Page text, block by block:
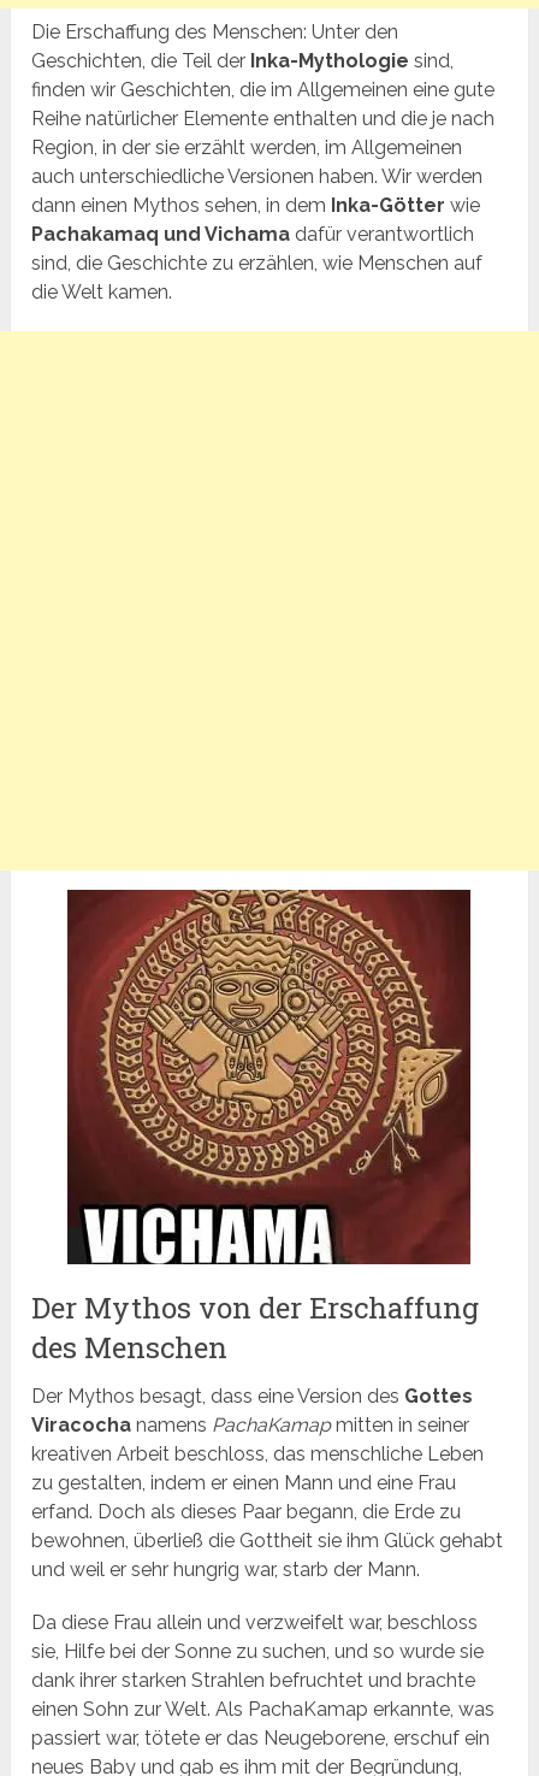
Die Erschaffung des Menschen: Unter den
Geschichten, die Teil der Inka-Mythologie sind,
finden wir Geschichten, die im Allgemeinen eine gute
Reihe natürlicher Elemente enthalten und die je nach
Region, in der sie erzählt werden, im Allgemeinen
auch unterschiedliche Versionen haben. Wir werden
dann einen Mythos sehen, in dem Inka-Götter wie
Pachakamaq und Vichama dafür verantwortlich
sind, die Geschichte zu erzählen, wie Menschen auf
die Welt kamen.
Der Mythos von der Erschaffung
des Menschen
Der Mythos besagt, dass eine Version des Gottes
Viracocha namens PachaKamapmitten in seiner
kreativen Arbeit beschloss, das menschliche Leben
zu gestalten, indem er einen Mann und eine Frau
erfand. Doch als dieses Paar begann, die Erde zu
bewohnen, überließ die Gottheit sie ihm Glück gehabt
und weil er sehr hungrig war, starb der Mann.
Da diese Frau allein und verzweifelt war, beschloss
sie, Hilfe bei der Sonne zu suchen, und so wurde sie
dank ihrer starken Strahlen befruchtet und brachte
einen Sohn zur Welt. Als PachaKamap erkannte, was
passiert war, tötete er das Neugeborene, erschuf ein
neues Baby und gab es ihm mit der Begründung,